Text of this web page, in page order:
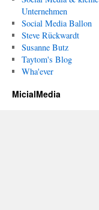
Unternehmen
Social Media Ballon
Steve Rückwardt
Susanne Butz
Taytom's Blog
Wha'ever
MicialMedia